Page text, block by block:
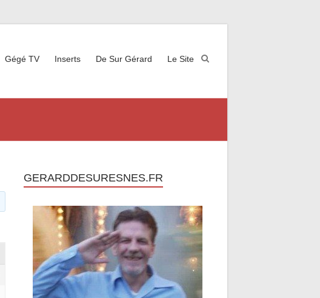
Gégé TV Inserts De Sur Gérard Le Site
GERARDDESURESNES.FR